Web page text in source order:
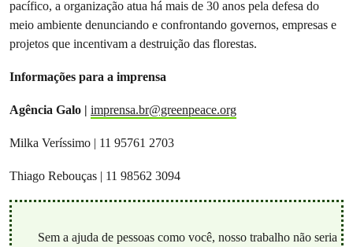
pacífico, a organização atua há mais de 30 anos pela defesa do
meio ambiente denunciando e confrontando governos, empresas e
projetos que incentivam a destruição das florestas.
Informações para a imprensa
Agência Galo | imprensa.br@greenpeace.org
Milka Veríssimo | 11 95761 2703
Thiago Rebouças | 11 98562 3094
Sem a ajuda de pessoas como você, nosso trabalho não seria